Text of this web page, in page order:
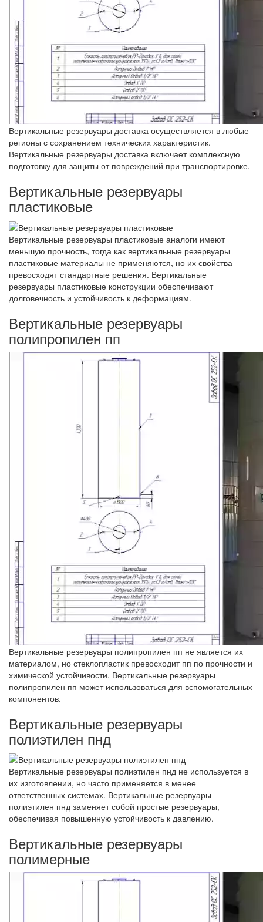
Вертикальные резервуары доставка осуществляется в любые
регионы с сохранением технических характеристик.
Вертикальные резервуары доставка включает комплексную
подготовку для защиты от повреждений при транспортировке.
Вертикальные резервуары
пластиковые
Вертикальные резервуары пластиковые аналоги имеют
меньшую прочность, тогда как вертикальные резервуары
пластиковые материалы не применяются, но их свойства
превосходят стандартные решения. Вертикальные
резервуары пластиковые конструкции обеспечивают
долговечность и устойчивость к деформациям.
Вертикальные резервуары
полипропилен пп
Вертикальные резервуары полипропилен пп не является их
материалом, но стеклопластик превосходит пп по прочности и
химической устойчивости. Вертикальные резервуары
полипропилен пп может использоваться для вспомогательных
компонентов.
Вертикальные резервуары
полиэтилен пнд
Вертикальные резервуары полиэтилен пнд не используется в
их изготовлении, но часто применяется в менее
ответственных системах. Вертикальные резервуары
полиэтилен пнд заменяет собой простые резервуары,
обеспечивая повышенную устойчивость к давлению.
Вертикальные резервуары
полимерные